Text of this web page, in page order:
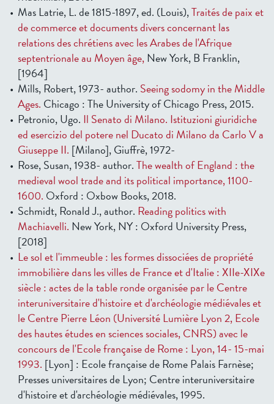
Mas Latrie, L. de 1815-1897, ed. (Louis),Traités de paix et
de commerce et documents divers concernant las
relations des chrétiens avec les Arabes de l'Afrique
septentrionale au Moyen âge,New York, B Franklin,
[1964]
Mills, Robert, 1973- author. Seeing sodomy in the Middle
Ages. Chicago : The University of Chicago Press, 2015.
Petronio, Ugo. Il Senato di Milano. Istituzioni giuridiche
ed esercizio del potere nel Ducato di Milano da Carlo V a
Giuseppe II. [Milano], Giuffrè, 1972-
Rose, Susan, 1938- author.The wealth of England : the
medieval wool trade and its political importance, 1100-
1600. Oxford : Oxbow Books, 2018.
Schmidt, Ronald J., author. Reading politics with
Machiavelli. New York, NY : Oxford University Press,
[2018]
Le sol et l'immeuble : les formes dissociées de propriété
immobilière dans les villes de France et d'Italie : XIIe-XIXe
siècle : actes de la table ronde organisée par le Centre
interuniversitaire d'histoire et d'archéologie médiévales et
le Centre Pierre Léon (Université Lumière Lyon 2, Ecole
des hautes études en sciences sociales, CNRS) avec le
concours de l'Ecole française de Rome : Lyon, 14- 15-mai
1993. [Lyon] : Ecole française de Rome Palais Farnèse;
Presses universitaires de Lyon; Centre interuniversitaire
d'histoire et d'archéologie médiévales, 1995.